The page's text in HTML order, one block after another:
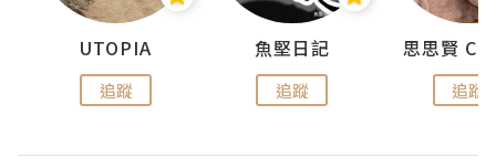
UTOPIA
追蹤
魚堅日記
追蹤 追蹤